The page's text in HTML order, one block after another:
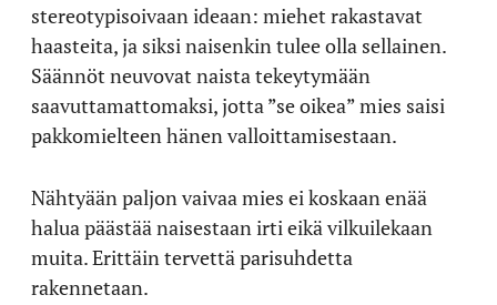
stereotypisoivaan ideaan: miehet rakastavat
haasteita, ja siksi naisenkin tulee olla sellainen.
Säännöt neuvovat naista tekeytymään
saavuttamattomaksi, jotta ”se oikea” mies saisi
pakkomielteen hänen valloittamisestaan.
Nähtyään paljon vaivaa mies ei koskaan enää
halua päästää naisestaan irti eikä vilkuilekaan
muita. Erittäin tervettä parisuhdetta
rakennetaan.